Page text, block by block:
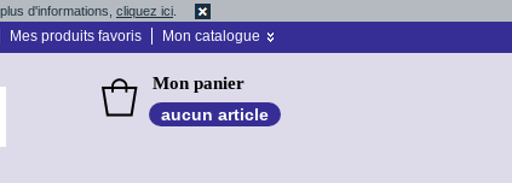
d'informations, cliquez ici
Mes produits favoris Mon catalogue
Mon panier
aucun article